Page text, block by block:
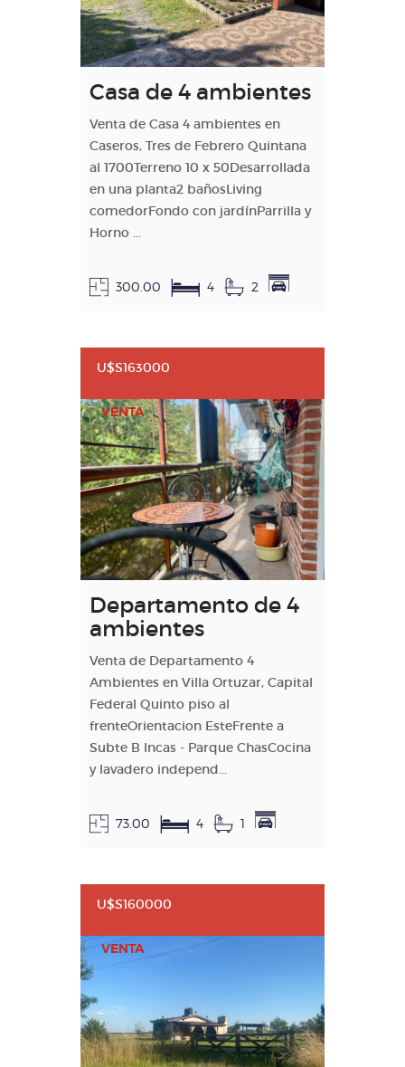
Casa de 4 ambientes
Venta de Casa 4 ambientes en
Caseros, Tres de Febrero Quintana
al 1700Terreno 10 x 50Desarrollada
en una planta2 bañosLiving
comedorFondo con jardínParrilla y
Horno ...
300.00 4 2
U$S163000
VENTA
Departamento de 4
ambientes
Venta de Departamento 4
Ambientes en Villa Ortuzar, Capital
Federal Quinto piso al
frenteOrientacion EsteFrente a
Subte B Incas - Parque ChasCocina
y lavadero independ...
73.00 4 1
U$S160000
VENTA